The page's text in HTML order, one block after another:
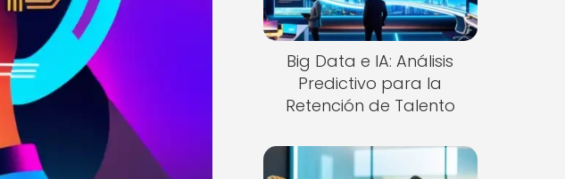
Big Data e IA: Análisis
Predictivo para la
Retención de Talento